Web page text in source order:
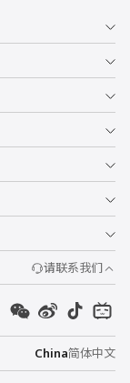
请联系我们
China简体中文